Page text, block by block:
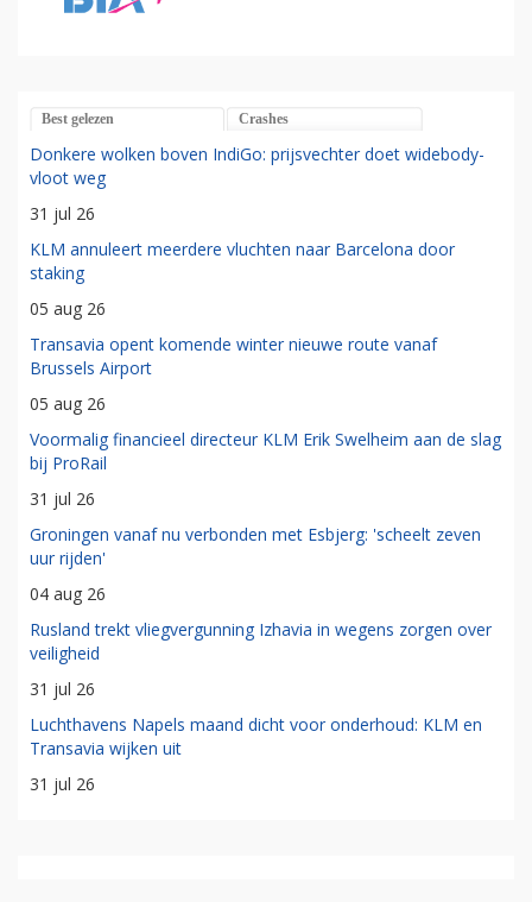
Best gelezen Crashes
Donkere wolken boven IndiGo: prijsvechter doet widebody-
vloot weg
31 jul 26
KLM annuleert meerdere vluchten naar Barcelona door
staking
05 aug 26
Transavia opent komende winter nieuwe route vanaf
Brussels Airport
05 aug 26
Voormalig financieel directeur KLM Erik Swelheim aan de slag
bij ProRail
31 jul 26
Groningen vanaf nu verbonden met Esbjerg: 'scheelt zeven
uur rijden'
04 aug 26
Rusland trekt vliegvergunning Izhavia in wegens zorgen over
veiligheid
31 jul 26
Luchthavens Napels maand dicht voor onderhoud: KLM en
Transavia wijken uit
31 jul 26